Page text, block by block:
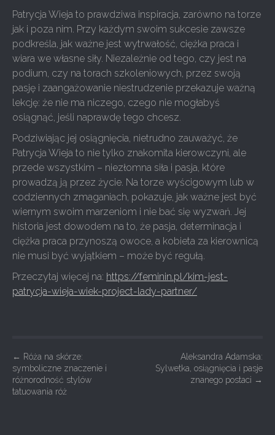
Patrycja Wieja to prawdziwa inspiracja, zarówno na torze
jak i poza nim. Przy każdym swoim sukcesie zawsze
podkreśla, jak ważne jest wytrwałość, ciężka praca i
wiara we własne siły. Niezależnie od tego, czy jest na
podium, czy na torach szkoleniowych, przez swoją
pasję i zaangażowanie niestrudzenie przekazuje ważną
lekcję: że nie ma niczego, czego nie mogłabyś
osiągnąć, jeśli naprawdę tego chcesz.
Podziwiając jej osiągnięcia, nietrudno zauważyć, że
Patrycja Wieja to nie tylko znakomita kierowczyni, ale
przede wszystkim – niezłomna siła i pasja, które
prowadzą ją przez życie. Na torze wyścigowym lub w
codziennych zmaganiach, pokazuje, jak ważne jest być
wiernym swoim marzeniom i nie bać się wyzwań. Jej
historia jest dowodem na to, że pasja, determinacja i
ciężka praca przynoszą owoce, a kobieta za kierownicą
nie musi być wyjątkiem – może być regułą.
Przeczytaj więcej na: https://feminin.pl/kim-jest-
patrycja-wieja-wiek-project-lady-partner/
P
o
s
← Róża na skórze:
symboliczne znaczenie i
różnorodność stylów
tatuowania róż
Aleksandra Adamska:
Sylwetka, osiągnięcia i pasje
znanego postaci →